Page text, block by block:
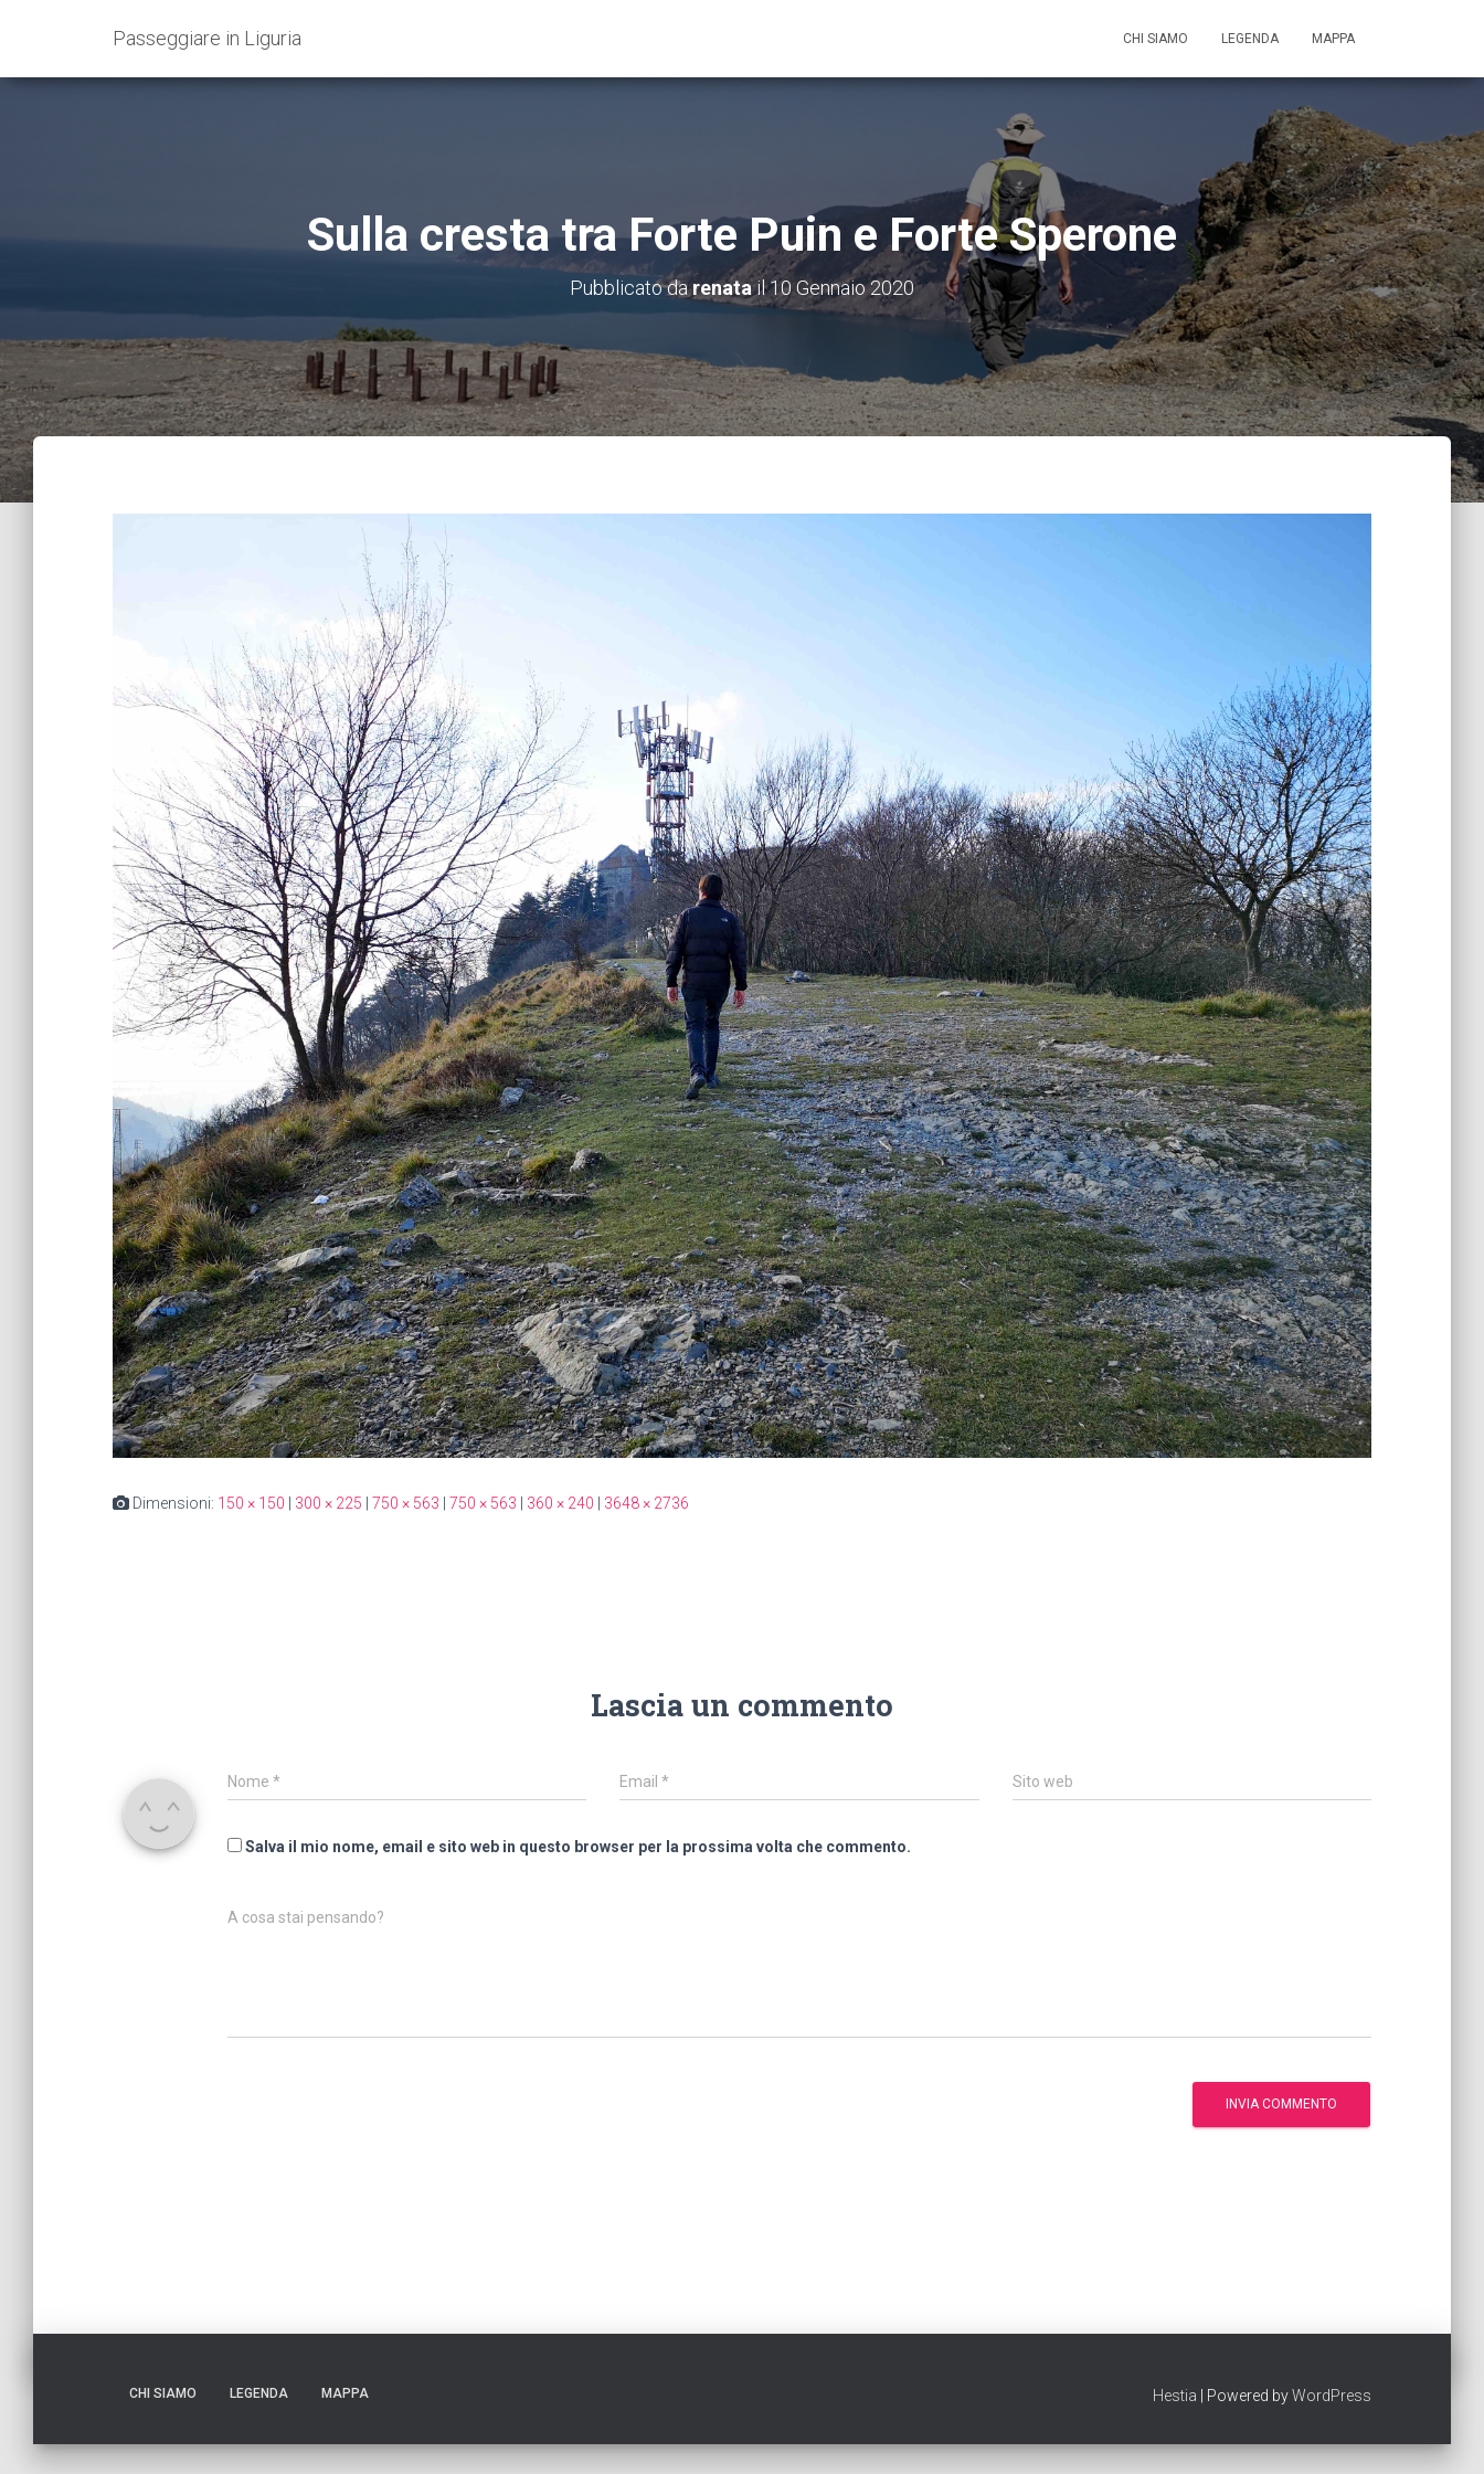
Passeggiare in Liguria CHI SIAMO LEGENDA MAPPA
Sulla cresta tra Forte Puin e Forte Sperone
Pubblicato darenatail10 Gennaio 2020
Dimensioni: 150 × 150 300 × 225 750 × 563 750 × 563 360 × 240 3648 × 2736
Lascia un commento
Nome * Email* Sito web
Salva il mio nome, email e sito web in questo browser per la prossima volta che commento.
A cosa stai pensando?
CHI SIAMO LEGENDA MAPPA Hestia | Powered byWordPress